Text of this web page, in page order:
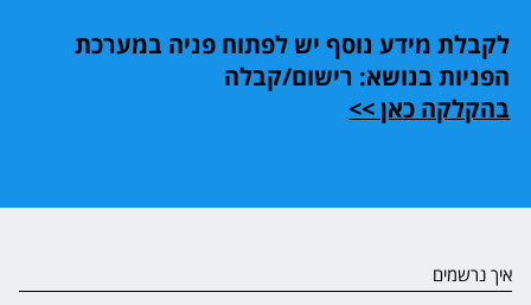
לקבלת מידע נוסף יש לפתוח פניה במערכת
הפניות בנושא: רישום/קבלה
בהקלקה כאן >>
איך נרשמים